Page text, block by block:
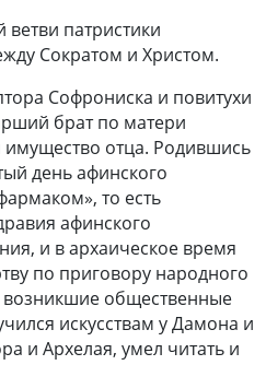
ветви патристики
Сократом и Христом.
Софрониска и повитухи
брат по матери
отца. Родившись
день афинского
то есть
афинского
и в архаическое время
по приговору народного
общественные
искусствам у Дамона и
и Архелая, умел читать и